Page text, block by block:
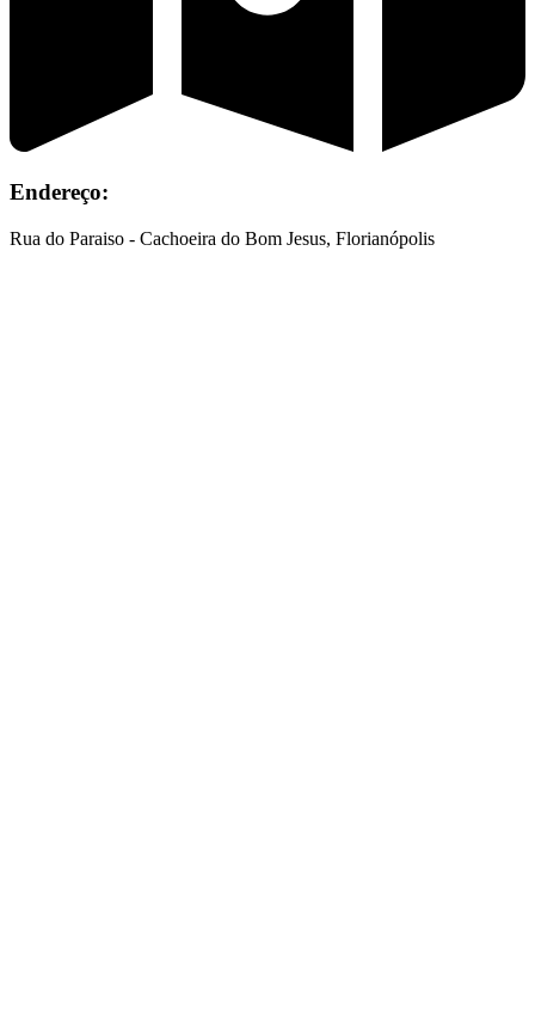
Endereço:
Rua do Paraiso - Cachoeira do Bom Jesus, Florianópolis